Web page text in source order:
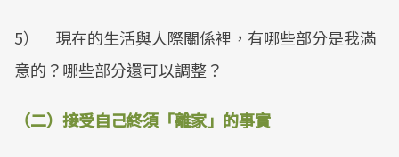
5） 現在的生活與人際關係裡，有哪些部分是我滿
意的？哪些部分還可以調整？
（二）接受自己終須「離家」的事實